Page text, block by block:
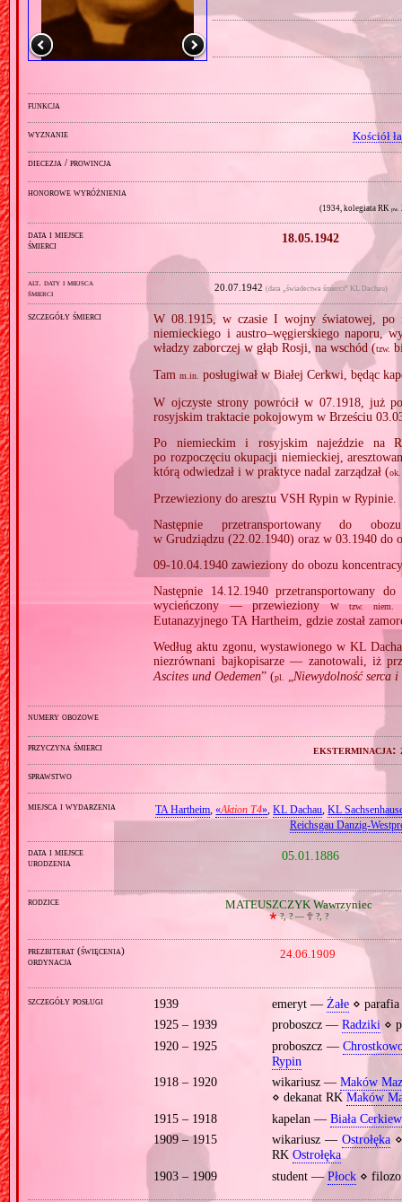
funkcja
wyznanie Kościół
diecezja / prowincja
honorowe wyróżnienia
(1934, kolegiata RK pw.
data i miejsce
śmierci
18.05.1942
alt. daty i miejsca
śmierci
20.07.1942(data „świadectwa śmierci” KL Dachau)
szczegóły śmierci
W 08.1915, w czasie I wojny światowej, po
niemieckiego i austro–węgierskiego naporu,
władzy zaborczej w głąb Rosji, na wschód (tzw.
Tamm.in. posługiwał w Białej Cerkwi, będąc
W ojczyste strony powrócił w 07.1918, już
rosyjskim traktacie pokojowym w Brześciu
Po niemieckim i rosyjskim najeździe na
po rozpoczęciu okupacji niemieckiej,
którą odwiedzał i w praktyce nadal zarządzał (ok.
Przewieziony do aresztu VSH Rypin w Rypinie.
Następnie przetransportowany do
w Grudziądzu (22.02.1940) oraz w 03.1940 do
09‐10.04.1940 zawieziony do obozu
Następnie 14.12.1940 przetransportowany
wycieńczony — przewieziony wtzw. niem.
Eutanazyjnego TA Hartheim, gdzie został
Według aktu zgonu, wystawionego w KL
niezrównani bajkopisarze — zanotowali, iż
Ascites und Oedemen” (pl. „Niewydolność serca
numery obozowe
przyczyna śmierci eksterminacja:
sprawstwo
miejsca i wydarzenia TA Hartheim ,«Aktion T4» ,KL Dachau ,KL
Reichsgau
data i miejsce
urodzenia
05.01.1886
rodzice MATEUSZCZYK Wawrzyniec
🞲?, ? — 🕆?, ?
prezbiterat (święcenia)
ordynacja
24.06.1909
szczegóły posługi 1939 emeryt — Żałe⋄
1925 – 1939
proboszcz — Radziki⋄
1920 – 1925
proboszcz —
Rypin
1918 – 1920
wikariusz — Maków
⋄ dekanat RK Maków
1915 – 1918
kapelan — Biała Cerkiew
1909 – 1915
wikariusz — Ostrołęka⋄
RK Ostrołęka
1903 – 1909
student —Płock⋄